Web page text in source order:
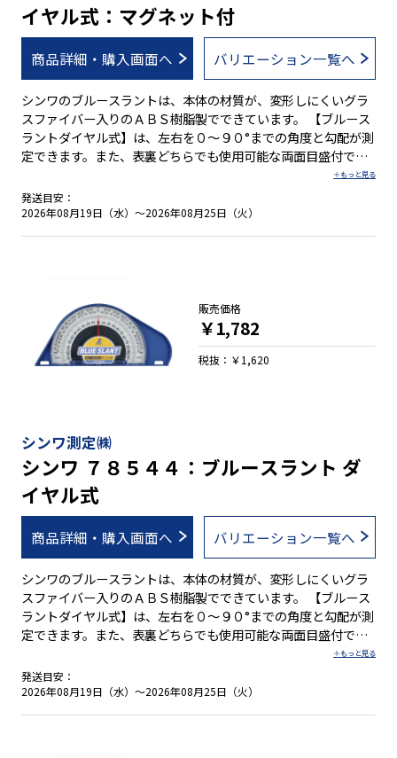
イヤル式：マグネット付
商品詳細・購入画面へ バリエーション一覧へ
シンワのブルースラントは、本体の材質が、変形しにくいグラ
スファイバー入りのＡＢＳ樹脂製でできています。 【ブルース
ラントダイヤル式】は、左右を０～９０°までの角度と勾配が測
定できます。また、表裏どちらでも使用可能な両面目盛付で
までの角度・勾配が測定可能 ●表裏どちらでも使用可能 ●測定
面に強力なネオジム磁石を採用
発送目安：
2026年08月19日（水）～2026年08月25日（火）
シンワ測定㈱
シンワ ７８５４４：ブルースラント ダ
イヤル式
商品詳細・購入画面へ バリエーション一覧へ
シンワのブルースラントは、本体の材質が、変形しにくいグラ
スファイバー入りのＡＢＳ樹脂製でできています。 【ブルース
ラントダイヤル式】は、左右を０～９０°までの角度と勾配が測
定できます。また、表裏どちらでも使用可能な両面目盛付で
までの角度・勾配が測定可能 ●表裏どちらでも使用可能
発送目安：
2026年08月19日（水）～2026年08月25日（火）
販売価格
￥1,782
税抜：￥1,620